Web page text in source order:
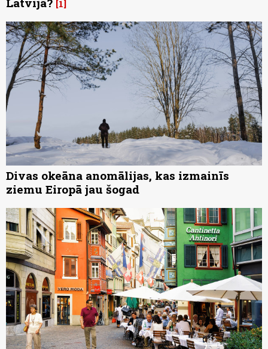
1
Divas okeāna anomālijas, kas izmainīs
ziemu Eiropā jau šogad